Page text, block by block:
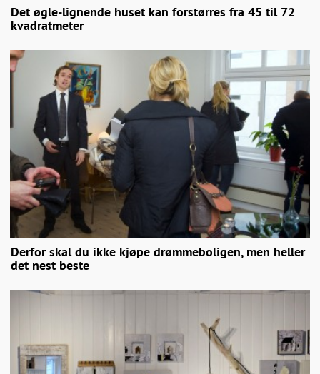
Det øgle-lignende huset kan forstørres fra 45 til 72
kvadratmeter
Derfor skal du ikke kjøpe drømmeboligen, men heller
det nest beste